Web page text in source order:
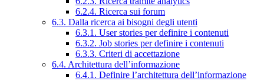
6.2.4. Ricerca sui forum
6.3. Dalla ricerca ai bisogni degli utenti
6.3.1. User stories per definire i contenuti
6.3.2. Job stories per definire i contenuti
6.3.3. Criteri di accettazione
6.4. Architettura dell’informazione
6.4.1. Definire l’architettura dell’informazione